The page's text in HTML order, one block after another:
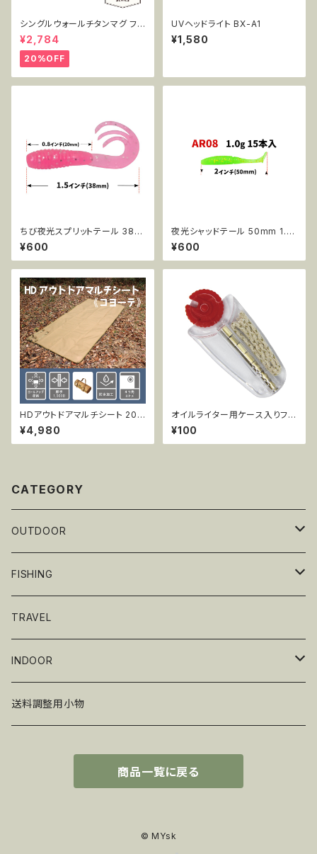
シングルウォールチタンマグ フタ
付き 450ml MT-SWM450W
L
¥2,784
20%OFF
UVヘッドライト BX-A1
¥1,580
ちび夜光スプリットテール 38m
m 0.7g 15pcs AR71
¥600
夜光シャッドテール 50mm 1.0
g 15pcs AR08
¥600
HDアウトドアマルチシート 200
x100cm コヨーテ
¥4,980
オイルライター用ケース入りフリ
ントストーン(7粒)・交換用ウィッ
ク(1本) YXT-001
¥100
CATEGORY
OUTDOOR
テーブルウェア
グリル・BBQ
Renegade Outdoor
FISHING
ギア
ワーム
TRAVEL
INDOOR
ゲームアクセサリー
送料調整用小物
商品一覧に戻る
© MYsk